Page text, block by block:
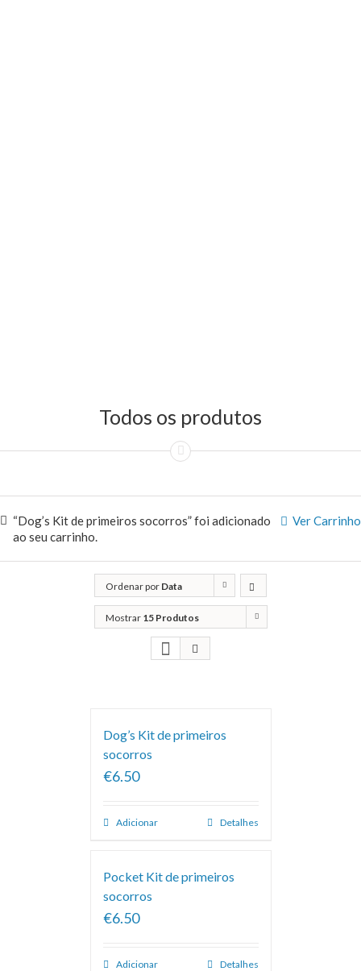
Todos os produtos
Ver Carrinho
“Dog’s Kit de primeiros socorros” foi adicionado
ao seu carrinho.
Ordenar por Data
Mostrar 15 Produtos
Dog’s Kit de primeiros
socorros
€6.50
Adicionar Detalhes
Pocket Kit de primeiros
socorros
€6.50
Adicionar Detalhes